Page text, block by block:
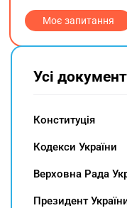
Моє запитання
Усі
Конституція
Кодекси України
Верховна Рада
Президент